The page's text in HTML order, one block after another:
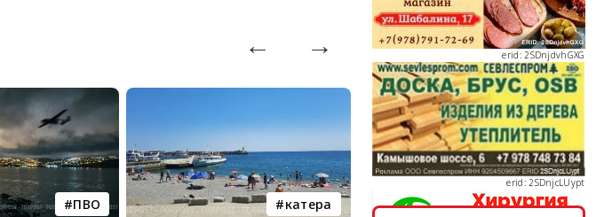
ПВО катера электроснабжение
erid: 2SDnjcLUypt